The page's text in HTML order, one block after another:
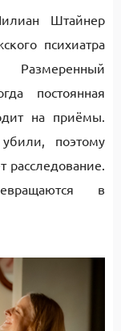
Штайнер
психиатра
Размеренный
постоянная
на приёмы.
поэтому
расследование.
в